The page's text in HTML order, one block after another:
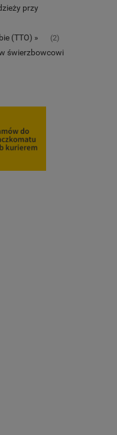
przy
(TTO) » (2)
świerzbowcowi